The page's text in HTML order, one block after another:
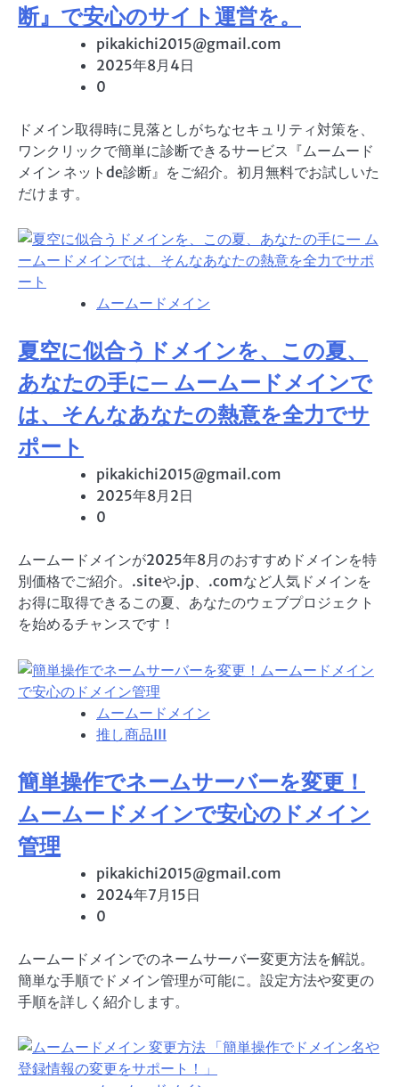
断』で安心のサイト運営を。
pikakichi2015@gmail.com
2025年8月4日
0
ドメイン取得時に見落としがちなセキュリティ対策を、
ワンクリックで簡単に診断できるサービス『ムームード
メイン ネットde診断』をご紹介。初月無料でお試しいた
だけます。
ムームードメイン
夏空に似合うドメインを、この夏、
あなたの手に— ムームードメインで
は、そんなあなたの熱意を全力でサ
ポート
pikakichi2015@gmail.com
2025年8月2日
0
ムームードメインが2025年8月のおすすめドメインを特
別価格でご紹介。.siteや.jp、.comなど人気ドメインを
お得に取得できるこの夏、あなたのウェブプロジェクト
を始めるチャンスです！
ムームードメイン
推し商品III
簡単操作でネームサーバーを変更！
ムームードメインで安心のドメイン
管理
pikakichi2015@gmail.com
2024年7月15日
0
ムームードメインでのネームサーバー変更方法を解説。
簡単な手順でドメイン管理が可能に。設定方法や変更の
手順を詳しく紹介します。